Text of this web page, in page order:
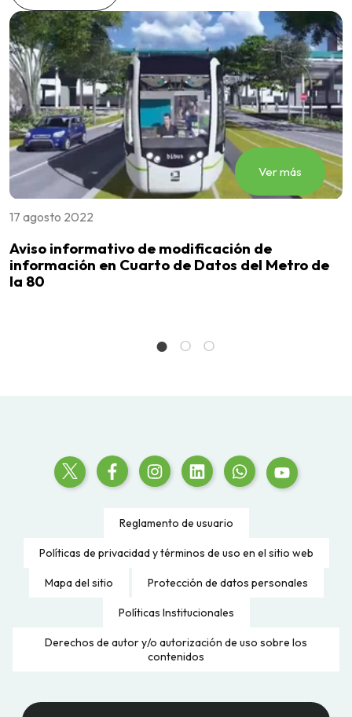
Ver más
17 agosto 2022
Aviso informativo de modificación de
información en Cuarto de Datos del Metro de
la 80
Reglamento de usuario
Políticas de privacidad y términos de uso en el sitio web
Mapa del sitio Protección de datos personales
Políticas Institucionales
Derechos de autor y/o autorización de uso sobre los
contenidos